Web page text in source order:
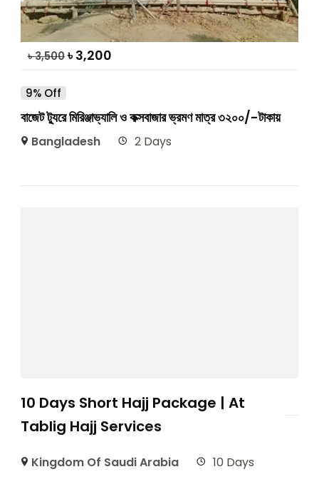
৳3,500৳3,200
9% Off
বাজেট ট্যুরে মিরিঞ্জাভ্যালি ও কক্সবাজার ভ্রমণ মাত্র ৩২০০/-টাকায়
Bangladesh 2 Days
10 Days Short Hajj Package | At
Tablig Hajj Services
Kingdom Of Saudi Arabia 10 Days